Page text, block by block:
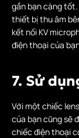
gần bạn càng tốt.
thiết bị thu âm
kết nối KV
điện thoại của
7. Sử
Với một chiếc
của bạn cũng sẽ
chiếc điện thoại